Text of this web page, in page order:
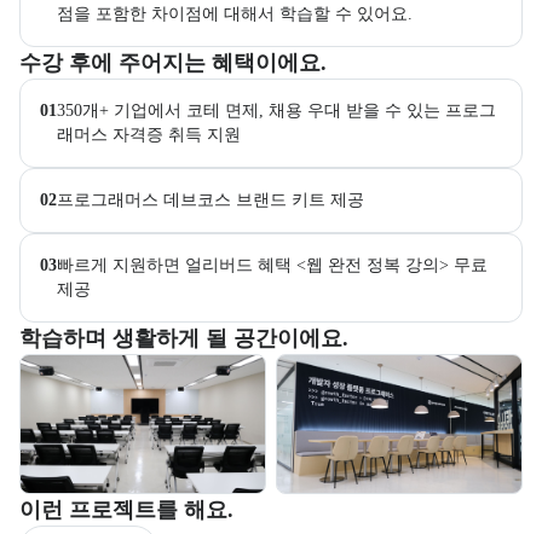
점을 포함한 차이점에 대해서 학습할 수 있어요.
수강 후에 주어지는 혜택이에요.
교육과정 수강 시 제공되는 혜택 목록을 안내한다.
01350개+ 기업에서 코테 면제, 채용 우대 받을 수 있는 프로그
래머스 자격증 취득 지원
02프로그래머스 데브코스 브랜드 키트 제공
03빠르게 지원하면 얼리버드 혜택 <웹 완전 정복 강의> 무료
제공
학습하며 생활하게 될 공간이에요.
부트캠프 교육 환경 사진을 목록으로 보여준다.
교육 환경 사진 목록
이런 프로젝트를 해요.
부트캠프 과정에서 진행하는 프로젝트 유형을 안내한다.